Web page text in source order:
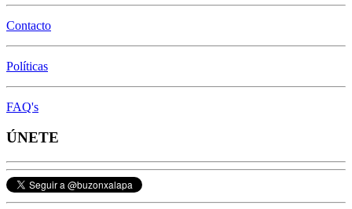
Contacto
Políticas
FAQ's
ÚNETE